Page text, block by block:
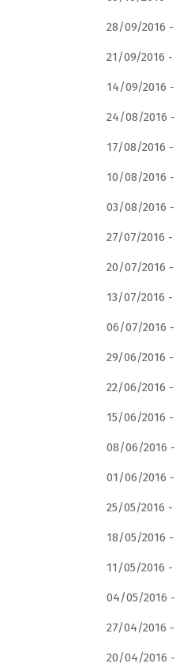
28/09/2016 -
21/09/2016 -
14/09/2016 -
24/08/2016 -
17/08/2016 -
10/08/2016 -
03/08/2016 -
27/07/2016 -
20/07/2016 -
13/07/2016 -
06/07/2016 -
29/06/2016 -
22/06/2016 -
15/06/2016 -
08/06/2016 -
01/06/2016 -
25/05/2016 -
18/05/2016 -
11/05/2016 -
04/05/2016 -
27/04/2016 -
20/04/2016 -